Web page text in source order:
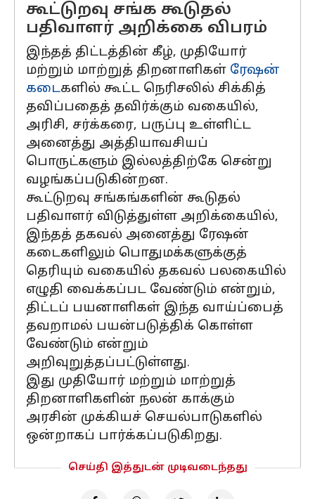
கூட்டுறவு சங்க கூடுதல்
பதிவாளர் அறிக்கை விபரம்
இந்தத் திட்டத்தின் கீழ், முதியோர்
மற்றும் மாற்றுத் திறனாளிகள் ரேஷன்
கடைகளில் கூட்ட நெரிசலில் சிக்கித்
தவிப்பதைத் தவிர்க்கும் வகையில்,
அரிசி, சர்க்கரை, பருப்பு உள்ளிட்ட
அனைத்து அத்தியாவசியப்
பொருட்களும் இல்லத்திற்கே சென்று
வழங்கப்படுகின்றன.
கூட்டுறவு சங்கங்களின் கூடுதல்
பதிவாளர் விடுத்துள்ள அறிக்கையில்,
இந்தத் தகவல் அனைத்து ரேஷன்
கடைகளிலும் பொதுமக்களுக்குத்
தெரியும் வகையில் தகவல் பலகையில்
எழுதி வைக்கப்பட வேண்டும் என்றும்,
திட்டப் பயனாளிகள் இந்த வாய்ப்பைத்
தவறாமல் பயன்படுத்திக் கொள்ள
வேண்டும் என்றும்
அறிவுறுத்தப்பட்டுள்ளது.
இது முதியோர் மற்றும் மாற்றுத்
திறனாளிகளின் நலன் காக்கும்
அரசின் முக்கியச் செயல்பாடுகளில்
ஒன்றாகப் பார்க்கப்படுகிறது.
செய்தி இத்துடன் முடிவடைந்தது